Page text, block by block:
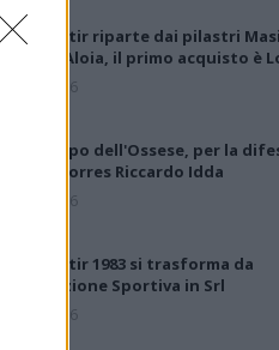
Il Monastir riparte dai pilastri
Pinna e Aloia, il primo acquisto è
7 Ago 2026
Gran colpo dell'Ossese, per la
c'è l'ex Torres Riccardo Idda
7 Ago 2026
Il Monastir 1983 si trasforma da
Associazione Sportiva in Srl
7 Ago 2026